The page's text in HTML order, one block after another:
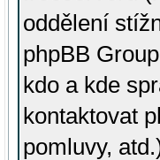
oddělení
phpBB
kdo a kde
kontaktovat
pomluvy,